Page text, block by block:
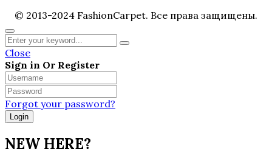
© 2013-2024 FashionCarpet. Все права защищены.
Close
Sign in Or Register
Forgot your password?
NEW HERE?